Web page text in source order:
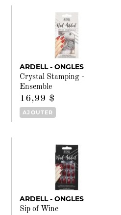
ARDELL - ONGLES
Crystal Stamping -
Ensemble
16,99 $
AJOUTER
ARDELL - ONGLES
Sip of Wine